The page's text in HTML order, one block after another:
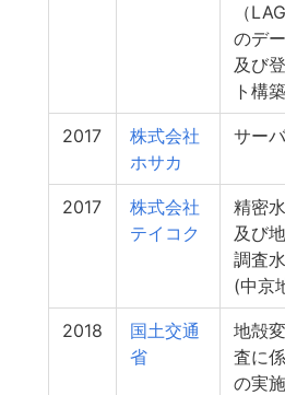
（
のデ
及び
ト構
2017
株式会社
ホサカ
サー
2017
株式会社
テイコク
精密
及び
調査
(中京
2018
国土交通
省
地殻
査に
の実施